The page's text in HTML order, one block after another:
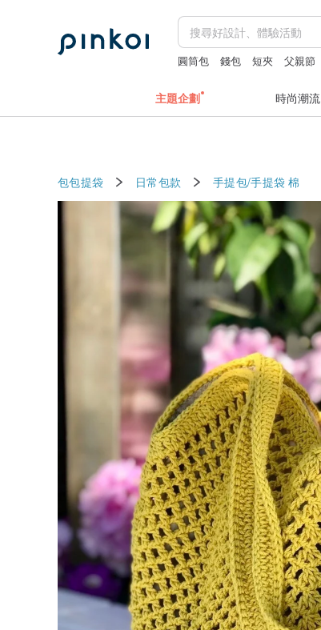
圓筒包 錢包 短夾 父親節
主題企劃 時尚潮流
包包提袋 日常包款 手提包/手提袋 棉